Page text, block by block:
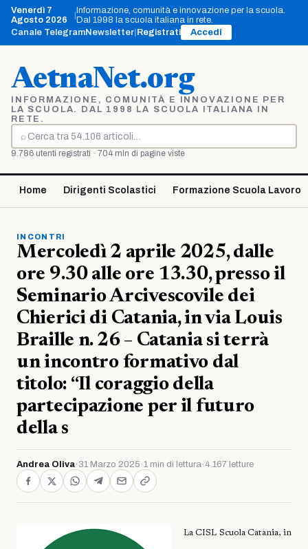
Vai
contenuto
Venerdì 7
Agosto 2026
Informazione, comunità e innovazione per la scuola.
Dal 1998 la scuola italiana in rete.
Canale TelegramNewsletter Registrati Accedi
AetnaNet.org
INFORMAZIONE, COMUNITÀ E INNOVAZIONE PER
LA SCUOLA. DAL 1998 LA SCUOLA ITALIANA IN
RETE.
⌕
Cerca
9.786 utenti registrati · 704 mln di pagine viste
Home Dirigenti Scolastici Formazione Scuola Lavoro
INCONTRI
Mercoledì 2 aprile 2025, dalle
ore 9.30 alle ore 13.30, presso il
Seminario Arcivescovile dei
Chierici di Catania, in via Louis
Braille n. 26 – Catania si terrà
un incontro formativo dal
titolo: “Il coraggio della
partecipazione per il futuro
della s
Andrea Oliva· 31 Marzo 2025 ·1 min di lettura· 4.167 letture
La CISL Scuola Catania, in